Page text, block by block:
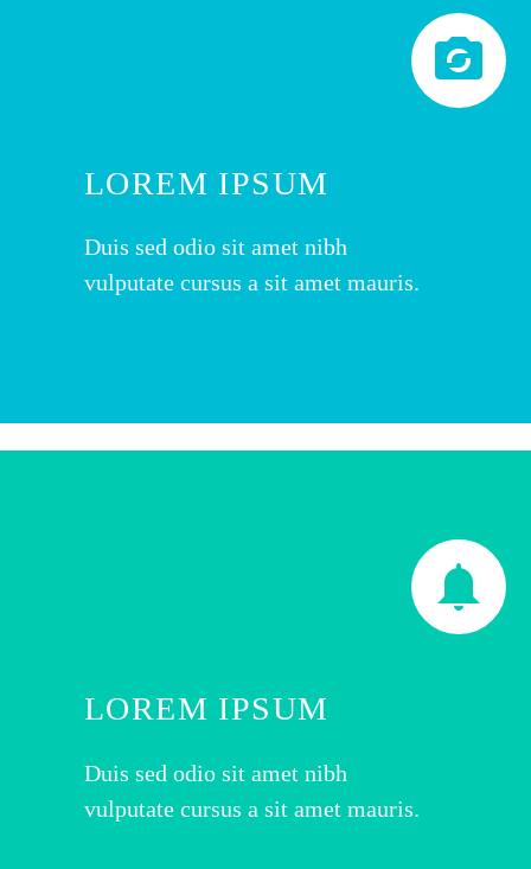


LOREM IPSUM
Duis sed odio sit amet nibh
vulputate cursus a sit amet mauris.


LOREM IPSUM
Duis sed odio sit amet nibh
vulputate cursus a sit amet mauris.